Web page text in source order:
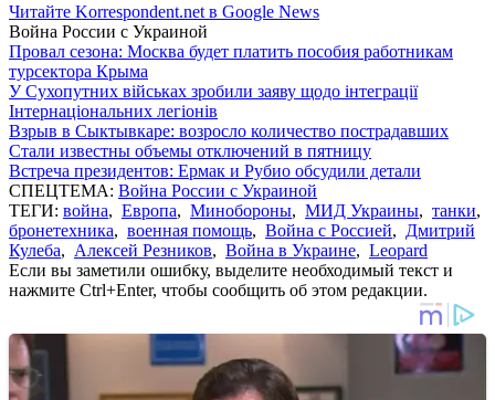
Читайте Korrespondent.net в Google News
Война России с Украиной
Провал сезона: Москва будет платить пособия работникам
турсектора Крыма
У Сухопутних військах зробили заяву щодо інтеграції
Інтернаціональних легіонів
Взрыв в Сыктывкаре: возросло количество пострадавших
Стали известны объемы отключений в пятницу
Встреча президентов: Ермак и Рубио обсудили детали
СПЕЦТЕМА: Война России с Украиной
ТЕГИ: война, Европа, Минобороны, МИД Украины, танки,
бронетехника, военная помощь, Война с Россией, Дмитрий
Кулеба, Алексей Резников, Война в Украине, Leopard
Если вы заметили ошибку, выделите необходимый текст и
нажмите Ctrl+Enter, чтобы сообщить об этом редакции.